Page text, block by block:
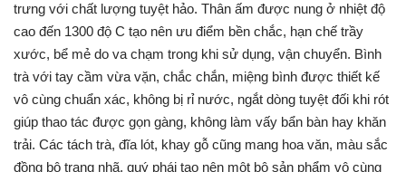
trưng với chất lượng tuyệt hảo. Thân ấm được nung ở nhiệt độ
cao đến 1300 độ C tạo nên ưu điểm bền chắc, hạn chế trầy
xước, bể mẻ do va chạm trong khi sử dụng, vận chuyển. Bình
trà với tay cầm vừa vặn, chắc chắn, miệng bình được thiết kế
vô cùng chuẩn xác, không bị rỉ nước, ngắt dòng tuyệt đối khi rót
giúp thao tác được gọn gàng, không làm vấy bẩn bàn hay khăn
trải. Các tách trà, đĩa lót, khay gỗ cũng mang hoa văn, màu sắc
đồng bộ trang nhã, quý phái tạo nên một bộ sản phẩm vô cùng